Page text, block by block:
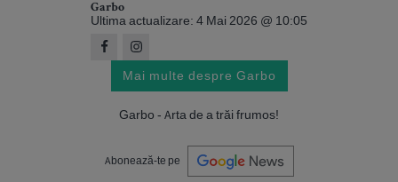
Garbo
Ultima actualizare: 4 Mai 2026 @ 10:05
Mai multe despre Garbo
Garbo - Arta de a trăi frumos!
Abonează-te pe